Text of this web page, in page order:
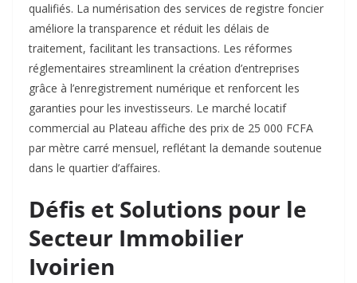
qualifiés. La numérisation des services de registre foncier
améliore la transparence et réduit les délais de
traitement, facilitant les transactions. Les réformes
réglementaires streamlinent la création d’entreprises
grâce à l’enregistrement numérique et renforcent les
garanties pour les investisseurs. Le marché locatif
commercial au Plateau affiche des prix de 25 000 FCFA
par mètre carré mensuel, reflétant la demande soutenue
dans le quartier d’affaires.
Défis et Solutions pour le
Secteur Immobilier
Ivoirien